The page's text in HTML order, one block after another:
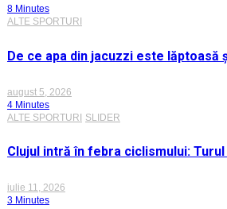
8 Minutes
ALTE SPORTURI
De ce apa din jacuzzi este
august 5, 2026
4 Minutes
ALTE SPORTURI SLIDER
Clujul intră în febra ciclismului:
iulie 11, 2026
3 Minutes